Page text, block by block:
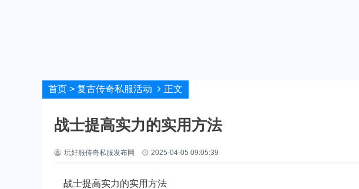
首页 > 复古传奇私服活动 正文
战士提高实力的实用方法
玩好服传奇私服发布网 2025-04-05 09:05:39
战士提高实力的实用方法